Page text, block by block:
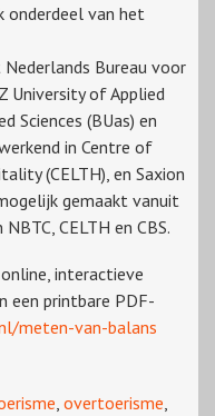
onderdeel van het
Bureau voor
University of Applied
Sciences (BUas) en
in Centre of
(CELTH), en Saxion
gemaakt vanuit
CELTH en CBS.
interactieve
een printbare PDF-
meten-van-balans
overtoerisme